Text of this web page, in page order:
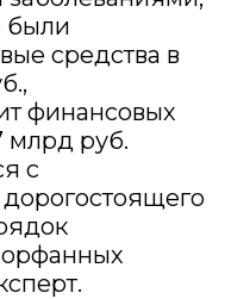
были
средства в
финансовых
млрд руб.
с